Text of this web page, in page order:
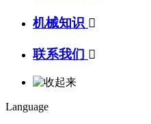
机械知识 
联系我们 
Language